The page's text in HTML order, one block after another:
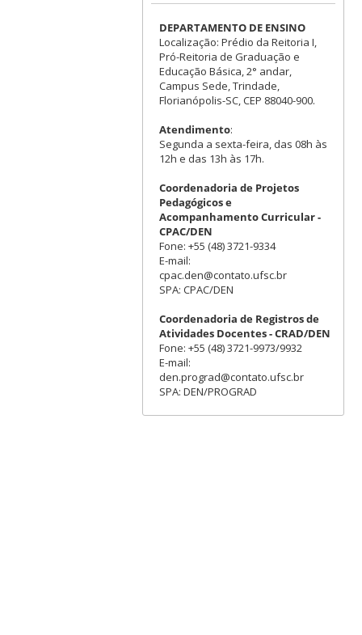
DEPARTAMENTO DE ENSINO
Localização: Prédio da Reitoria I,
Pró-Reitoria de Graduação e
Educação Básica, 2° andar,
Campus Sede, Trindade,
Florianópolis-SC, CEP 88040-900.
Atendimento:
Segunda a sexta-feira, das 08h às
12h e das 13h às 17h.
Coordenadoria de Projetos
Pedagógicos e
Acompanhamento Curricular -
CPAC/DEN
Fone: +55 (48) 3721-9334
E-mail:
cpac.den@contato.ufsc.br
SPA: CPAC/DEN
Coordenadoria de Registros de
Atividades Docentes - CRAD/DEN
Fone: +55 (48) 3721-9973/9932
E-mail:
den.prograd@contato.ufsc.br
SPA: DEN/PROGRAD